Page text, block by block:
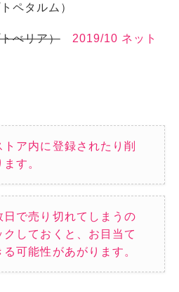
ペタルム）
べリア）
2019/10 ネット
ア内に登録されたり削
す。
で売り切れてしまうの
しておくと、お目当て
可能性があがります。